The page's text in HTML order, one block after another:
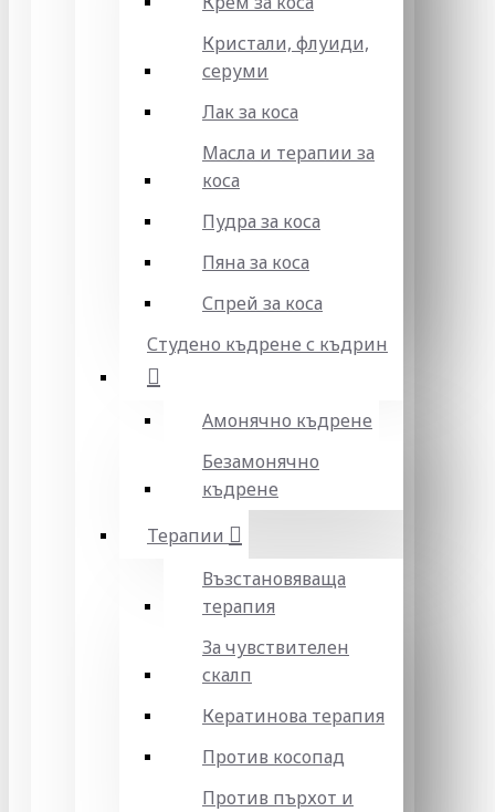
Кристали, флуиди,
серуми
Лак за коса
Масла и терапии за
коса
Пудра за коса
Пяна за коса
Спрей за коса
Студено къдрене с къдрин
Амонячно къдрене
Безамонячно
къдрене
Терапии
Възстановяваща
терапия
За чувствителен
скалп
Кератинова терапия
Против косопад
Против пърхот и